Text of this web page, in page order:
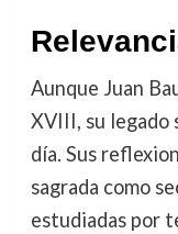
Aunque Juan
XVIII, su legado
día. Sus
sagrada como
estudiadas por